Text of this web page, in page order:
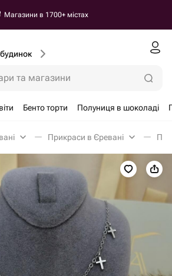
Магазини в 1700+ містах
та магазини
Бенто торти Полуниця в шоколаді
Прикраси в Єревані